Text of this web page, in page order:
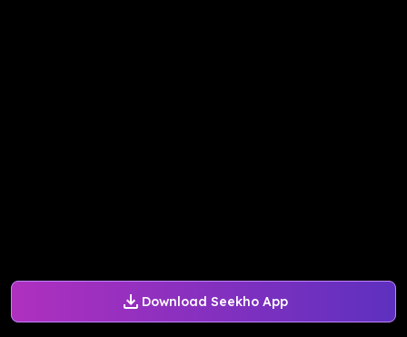
Download Seekho App